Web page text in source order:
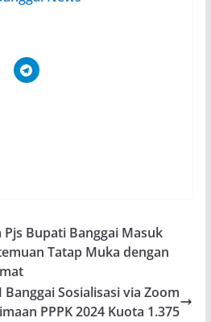
Bupati Banggai Masuk
Tatap Muka dengan
Banggai Sosialisasi via Zoom
PPPK 2024 Kuota 1.375